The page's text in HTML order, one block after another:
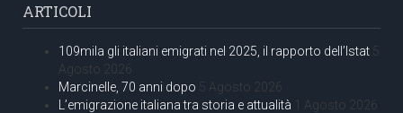
ARTICOLI
109mila gli italiani emigrati nel 2025, il rapporto dell’Istat 5
Agosto 2026
Marcinelle, 70 anni dopo 5 Agosto 2026
L’emigrazione italiana tra storia e attualità 1 Agosto 2026